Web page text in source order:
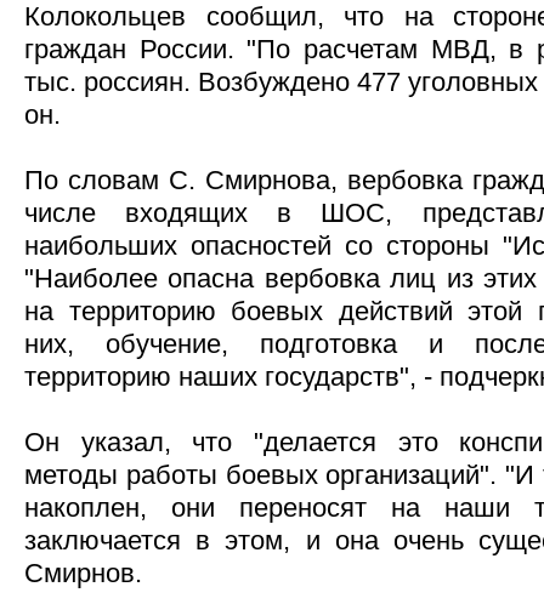
Колокольцев сообщил, что на
граждан России. "По расчетам МВД,
тыс. россиян. Возбуждено 477 уголовных
он.
По словам С. Смирнова, вербовка
числе входящих в ШОС,
наибольших опасностей со стороны
"Наиболее опасна вербовка лиц из
на территорию боевых действий этой
них, обучение, подготовка и
территорию наших государств", -
Он указал, что "делается это
методы работы боевых организаций". "И
накоплен, они переносят на наши
заключается в этом, и она очень
Смирнов.